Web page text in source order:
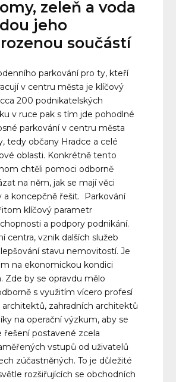
zeleň a voda
jeho
součástí
parkování pro ty, kteří
v centru města je klíčový
200 podnikatelských
v ruce pak s tím jde pohodlné
parkování v centru města
tedy občany Hradce a celé
oblasti. Konkrétně tento
chtěli pomoci odborně
na něm, jak se mají věci
a koncepčně řešit. Parkování
klíčový parametr
a podpory podnikání.
centra, vznik dalších služeb
stavu nemovitostí. Je
na ekonomickou kondici
Zde by se opravdu mělo
s využitím vícero profesí
architektů, zahradních architektů
na operační výzkum, aby se
řešení postavené zcela
vstupů od uživatelů
zúčastněných. To je důležité
rozšiřujících se obchodních